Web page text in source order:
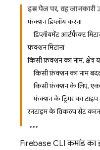
इस पेज पर, यह जानकारी
फ़ंक्शन डिप्लॉय करना
डिप्लॉयमेंट आर्टफ़ैक्ट
फ़ंक्शन मिटाना
किसी फ़ंक्शन का नाम, क्षेत्र
किसी फ़ंक्शन का नाम
किसी फ़ंक्शन के लिए, एक
फ़ंक्शन के ट्रिगर का टाइप
रनटाइम के विकल्प सेट
Firebase CLI कमांड